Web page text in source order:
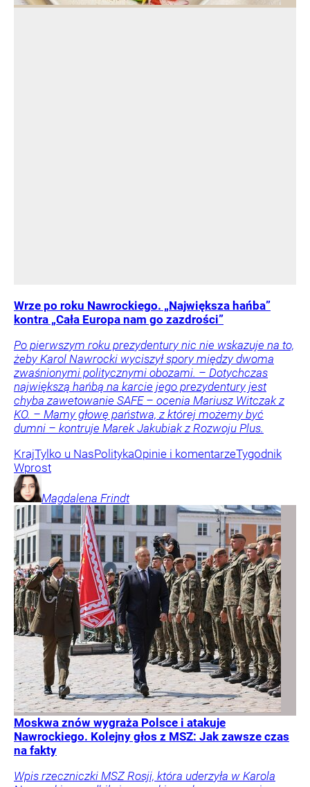
Wrze po roku Nawrockiego. „Największa hańba”
kontra „Cała Europa nam go zazdrości”
Po pierwszym roku prezydentury nic nie wskazuje na to,
żeby Karol Nawrocki wyciszył spory między dwoma
zwaśnionymi politycznymi obozami. – Dotychczas
największą hańbą na karcie jego prezydentury jest
chyba zawetowanie SAFE – ocenia Mariusz Witczak z
KO. – Mamy głowę państwa, z której możemy być
dumni – kontruje Marek Jakubiak z Rozwoju Plus.
KrajTylko u NasPolitykaOpinie i komentarzeTygodnik
Wprost
Magdalena Frindt
Moskwa znów wygraża Polsce i atakuje
Nawrockiego. Kolejny głos z MSZ: Jak zawsze czas
na fakty
Wpis rzeczniczki MSZ Rosji, która uderzyła w Karola